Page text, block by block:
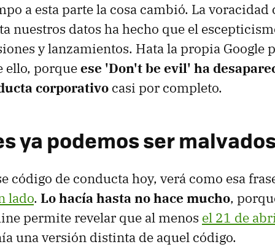
a esta parte la cosa cambió. La voracidad
nuestros datos ha hecho que el
y lanzamientos. Hata la propia Google
ello, porqueese 'Don't be evil' ha
corporativo casi por completo.
ya podemos ser
código de conducta hoy, verá como esa
lado. Lo hacía hasta no hace mucho,
permite revelar que al menos el 21 de
una versión distinta de aquel código.